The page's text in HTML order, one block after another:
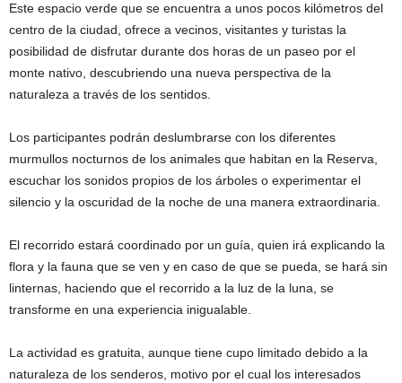
Este espacio verde que se encuentra a unos pocos kilómetros del
centro de la ciudad, ofrece a vecinos, visitantes y turistas la
posibilidad de disfrutar durante dos horas de un paseo por el
monte nativo, descubriendo una nueva perspectiva de la
naturaleza a través de los sentidos.
Los participantes podrán deslumbrarse con los diferentes
murmullos nocturnos de los animales que habitan en la Reserva,
escuchar los sonidos propios de los árboles o experimentar el
silencio y la oscuridad de la noche de una manera extraordinaria.
El recorrido estará coordinado por un guía, quien irá explicando la
flora y la fauna que se ven y en caso de que se pueda, se hará sin
linternas, haciendo que el recorrido a la luz de la luna, se
transforme en una experiencia inigualable.
La actividad es gratuita, aunque tiene cupo limitado debido a la
naturaleza de los senderos, motivo por el cual los interesados